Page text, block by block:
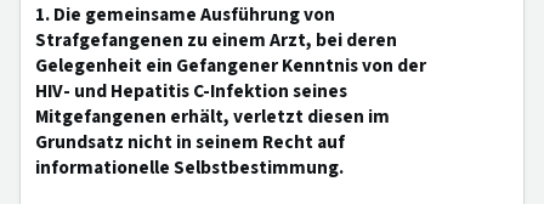
1. Die gemeinsame Ausführung von
Strafgefangenen zu einem Arzt, bei deren
Gelegenheit ein Gefangener Kenntnis von der
HIV- und Hepatitis C-Infektion seines
Mitgefangenen erhält, verletzt diesen im
Grundsatz nicht in seinem Recht auf
informationelle Selbstbestimmung.